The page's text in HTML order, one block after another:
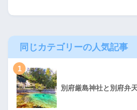
同じカテゴリーの人気記事
1
別府厳島神社と別府弁